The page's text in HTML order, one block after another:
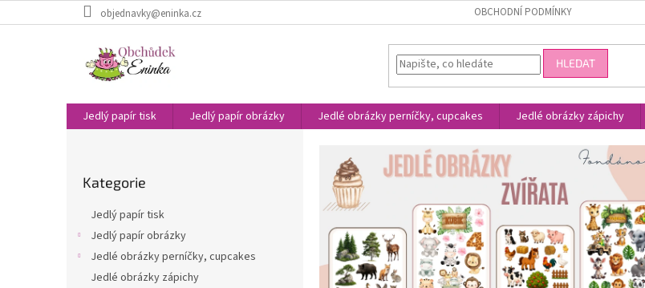
na
objednavky@eninka.cz OBCHODNÍ PODMÍNKY
HLEDAT
Jedlý papír tisk Jedlý papír obrázky Jedlé obrázky perníčky, cupcakes Jedlé obrázky zápichy
kategorie
Kategorie
Jedlý papír tisk
Jedlý papír obrázky
Jedlé obrázky perníčky, cupcakes
Jedlé obrázky zápichy